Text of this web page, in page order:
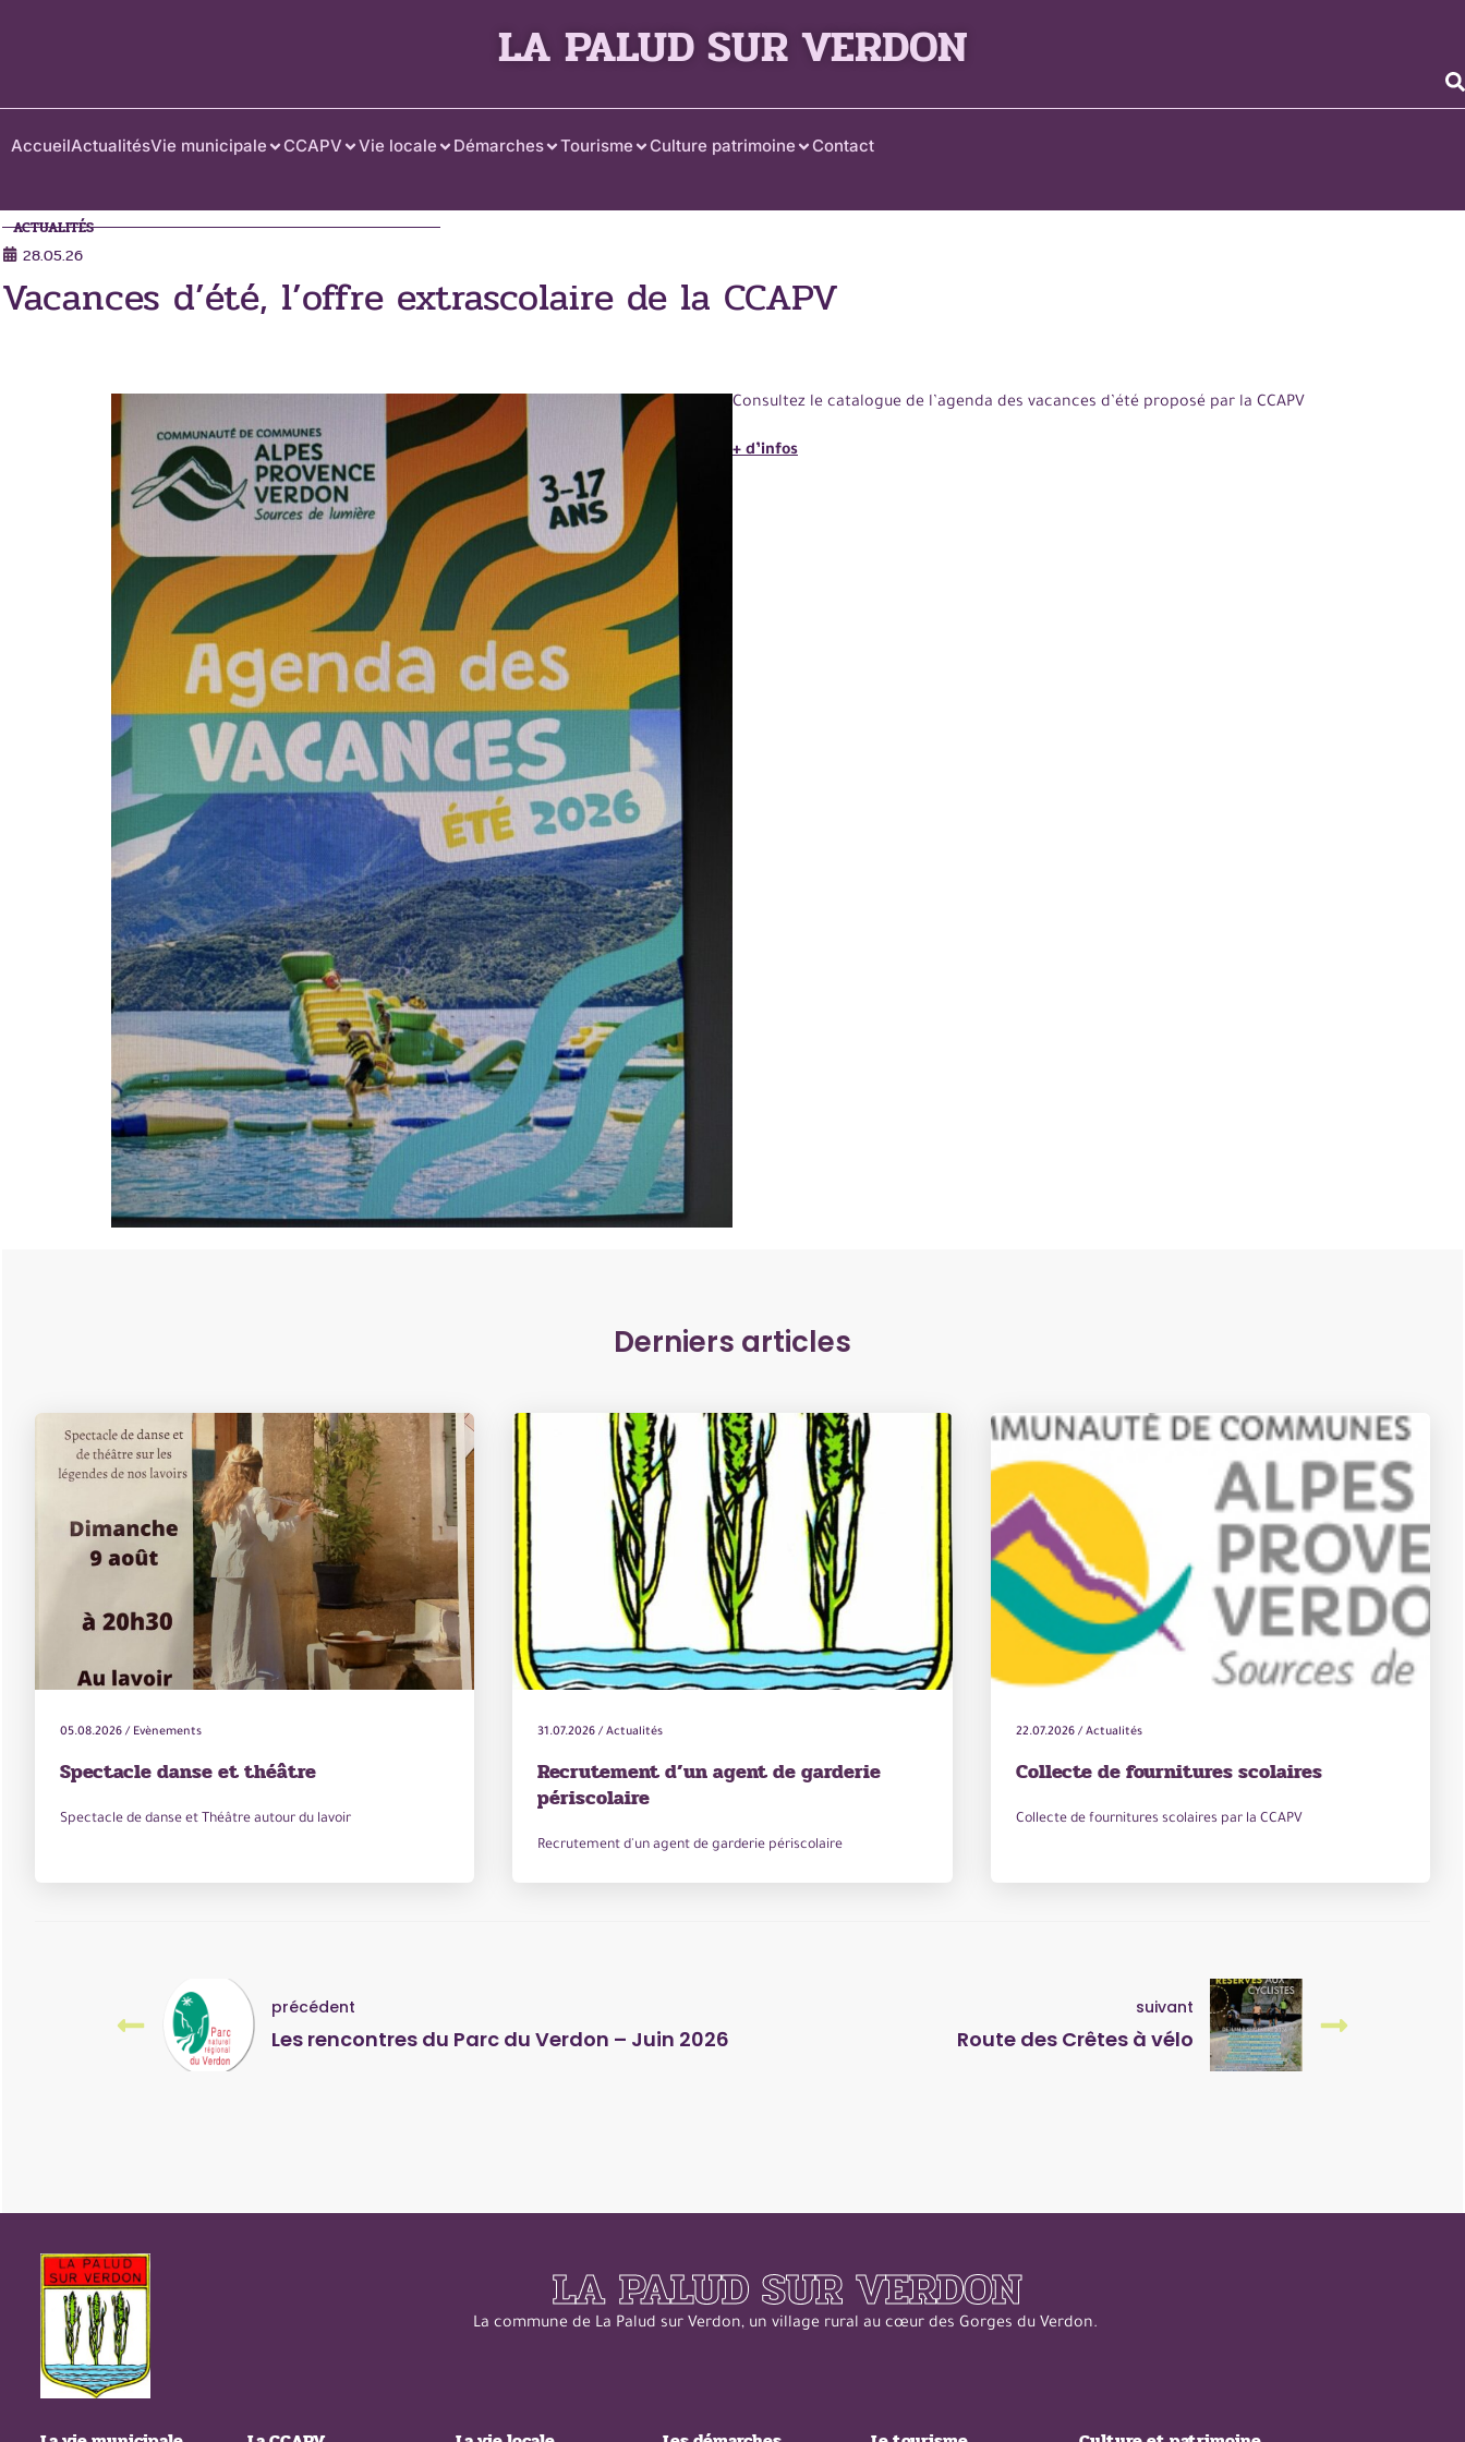
LA PALUD SUR VERDON
AccueilActualitésVie municipale CCAPV Vie locale Démarches Tourisme Culture patrimoine Contact
ACTUALITÉS
28.05.26
Vacances d’été, l’offre extrascolaire de la CCAPV
Consultez le catalogue de l’agenda des vacances d’été proposé par la CCAPV
+ d’infos
Derniers articles
05.08.2026 / Evènements
Spectacle danse et théâtre
Spectacle de danse et Théâtre autour du lavoir
31.07.2026 / Actualités
Recrutement d’un agent de garderie
périscolaire
Recrutement d'un agent de garderie périscolaire
22.07.2026 / Actualités
Collecte de fournitures scolaires
Collecte de fournitures scolaires par la CCAPV
précédent
Les rencontres du Parc du Verdon – Juin 2026
suivant
Route des Crêtes à vélo
LA PALUD SUR VERDON
La commune de La Palud sur Verdon, un village rural au cœur des Gorges du Verdon.